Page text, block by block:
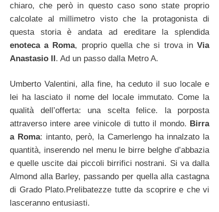
chiaro, che però in questo caso sono state proprio
calcolate al millimetro visto che la protagonista di
questa storia è andata ad ereditare la splendida
enoteca a Roma, proprio quella che si trova inVia
Anastasio II. Ad un passo dalla Metro A.
Umberto Valentini, alla fine, ha ceduto il suo locale e
lei ha lasciato il nome del locale immutato. Come la
qualità dell’offerta: una scelta felice. la porposta
attraverso intere aree vinicole di tutto il mondo. Birra
a Roma: intanto, però, la Camerlengo ha innalzato la
quantità, inserendo nel menu le birre belghe d’abbazia
e quelle uscite dai piccoli birrifici nostrani. Si va dalla
Almond alla Barley, passando per quella alla castagna
di Grado Plato.Prelibatezze tutte da scoprire e che vi
lasceranno entusiasti.